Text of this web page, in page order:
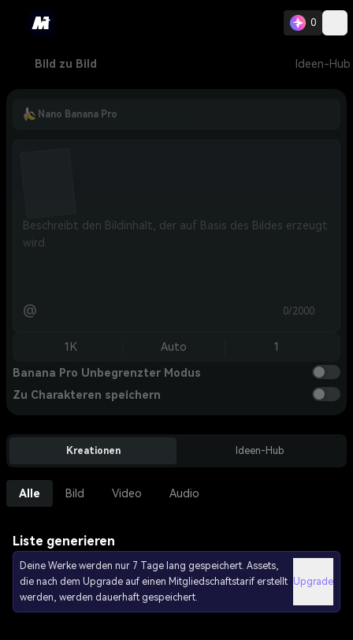
0
Bild zu Bild Ideen-Hub
Nano Banana Pro
@ 0/2000
1K Auto 1
Banana Pro Unbegrenzter Modus
Zu Charakteren speichern
Kreationen Ideen-Hub
Alle Bild Video Audio
Liste generieren
Deine Werke werden nur 7 Tage lang gespeichert. Assets,
die nach dem Upgrade auf einen Mitgliedschaftstarif erstellt
werden, werden dauerhaft gespeichert.
Upgrade